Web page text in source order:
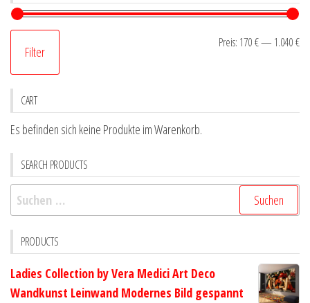
Filter
Preis: 170 €— 1.040 €
CART
Es befinden sich keine Produkte im Warenkorb.
SEARCH PRODUCTS
Suchen
nach:
PRODUCTS
Ladies Collection by Vera Medici Art Deco
Wandkunst Leinwand Modernes Bild gespannt